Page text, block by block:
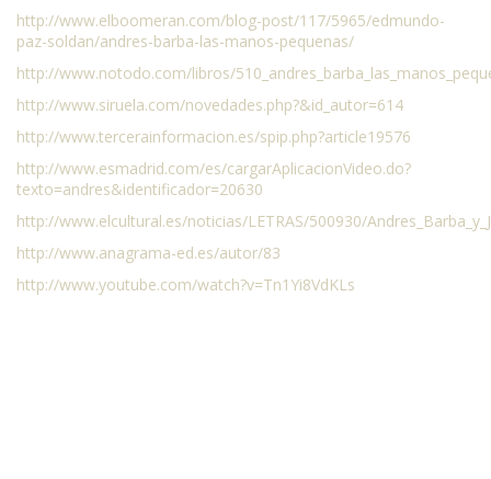
http://www.elboomeran.com/blog-post/117/5965/edmundo-
paz-soldan/andres-barba-las-manos-pequenas/
http://www.notodo.com/libros/
http://www.siruela.com/novedades.php?&id_autor=614
http://www.tercerainformacion.es/spip.php?article19576
http://www.esmadrid.com/es/cargarAplicacionVideo.do?
texto=andres&identificador=20630
http://www.elcultural.es/noticias/LETRAS/500930/
http://www.anagrama-ed.es/autor/83
http://www.youtube.com/watch?v=Tn1Yi8VdKLs